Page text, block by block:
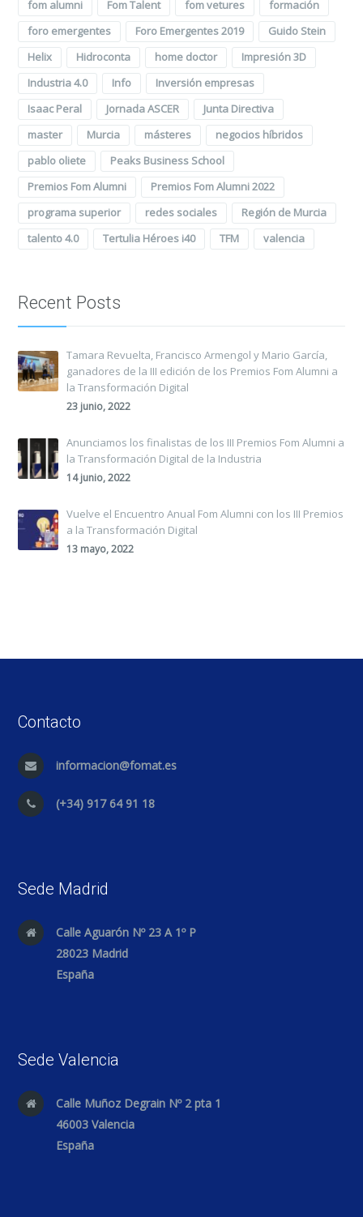
fom alumni
Fom Talent fom vetures
formación
foro emergentes
Foro Emergentes 2019
Guido Stein
Helix
Hidroconta home doctor
Impresión 3D
Industria 4.0
Info
Inversión empresas
Isaac Peral
Jornada ASCER
Junta Directiva
master
Murcia másteres
negocios híbridos
pablo oliete
Peaks Business School
Premios Fom Alumni
Premios Fom Alumni 2022
programa superior
redes sociales
Región de Murcia
talento 4.0
Tertulia Héroes i40 TFM valencia
Recent Posts
Tamara Revuelta, Francisco Armengol y Mario García,
ganadores de la III edición de los Premios Fom Alumni a
la Transformación Digital
23 junio, 2022
Anunciamos los finalistas de los III Premios Fom Alumni a
la Transformación Digital de la Industria
14 junio, 2022
Vuelve el Encuentro Anual Fom Alumni con los III Premios
a la Transformación Digital
13 mayo, 2022
Contacto
informacion@fomat.es
(+34) 917 64 91 18
Sede Madrid
Calle Aguarón Nº 23 A 1º P
28023 Madrid
España
Sede Valencia
Calle Muñoz Degrain Nº 2 pta 1
46003 Valencia
España